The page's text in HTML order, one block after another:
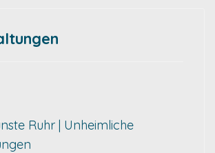
Ruhr | Unheimliche